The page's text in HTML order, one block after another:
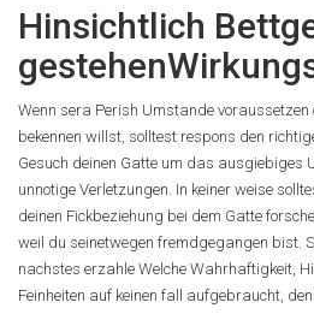
Hinsichtlich
Wenn sera Perish Umstande voraussetzen
bekennen willst, solltest respons den
Gesuch deinen Gatte um das ausgiebiges
unnotige Verletzungen. In keiner weise
deinen Fickbeziehung bei dem Gatte
weil du seinetwegen fremdgegangen bist.
nachstes erzahle Welche Wahrhaftigkeit,
Feinheiten auf keinen fall aufgebraucht,